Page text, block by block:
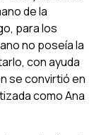
de la
para los
no poseía la
con ayuda
se convirtió en
como Ana